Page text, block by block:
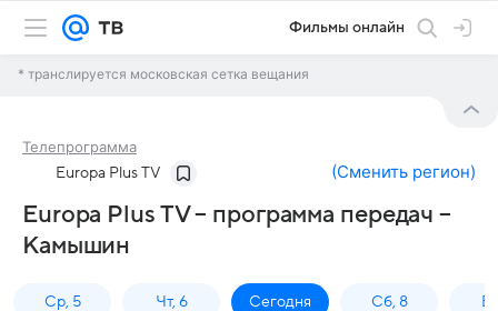
Фильмы онлайн
* транслируется московская сетка вещания
Телепрограмма
Europa Plus TV (Сменить регион)
Europa Plus TV – программа передач –
Камышин
Ср, 5 Чт, 6 Сегодня Сб, 8